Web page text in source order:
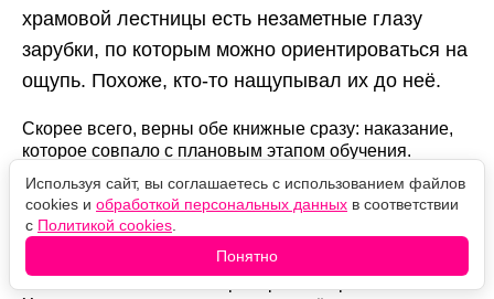
храмовой лестницы есть незаметные глазу
зарубки, по которым можно ориентироваться на
ощупь. Похоже, кто-то нащупывал их до неё.
Скорее всего, верны обе книжные сразу: наказание,
которое совпало с плановым этапом обучения.
Как она прозрела
Слепой Арья остаётся ненадолго. Она нищенствует
на улицах Браавоса, а Бродяжка ежедневно приходит
Используя сайт, вы соглашаетесь с использованием файлов
cookies и обработкой персональных данных в соответствии
с Политикой cookies
Понятно